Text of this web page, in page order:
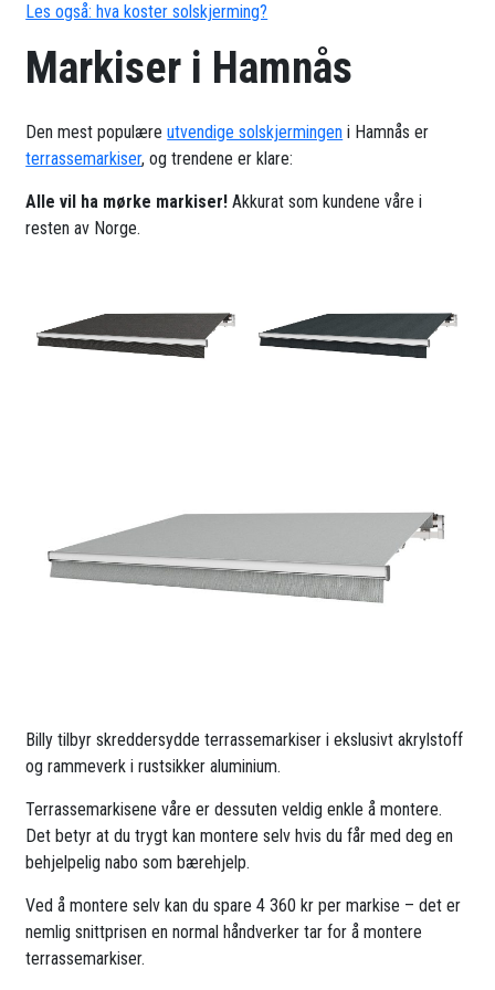
Les også: hva koster solskjerming?
Markiser i Hamnås
Den mest populæreutvendige solskjermingen i Hamnås er
terrassemarkiser, og trendene er klare:
Alle vil ha mørke markiser! Akkurat som kundene våre i
resten av Norge.
Billy tilbyr skreddersydde terrassemarkiser i ekslusivt akrylstoff
og rammeverk i rustsikker aluminium.
Terrassemarkisene våre er dessuten veldig enkle å montere.
Det betyr at du trygt kan montere selv hvis du får med deg en
behjelpelig nabo som bærehjelp.
Ved å montere selv kan du spare 4 360 kr per markise – det er
nemlig snittprisen en normal håndverker tar for å montere
terrassemarkiser.